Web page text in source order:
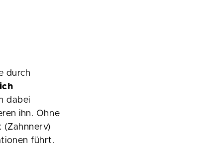
durch
dabei
ihn. Ohne
(Zahnnerv)
führt.